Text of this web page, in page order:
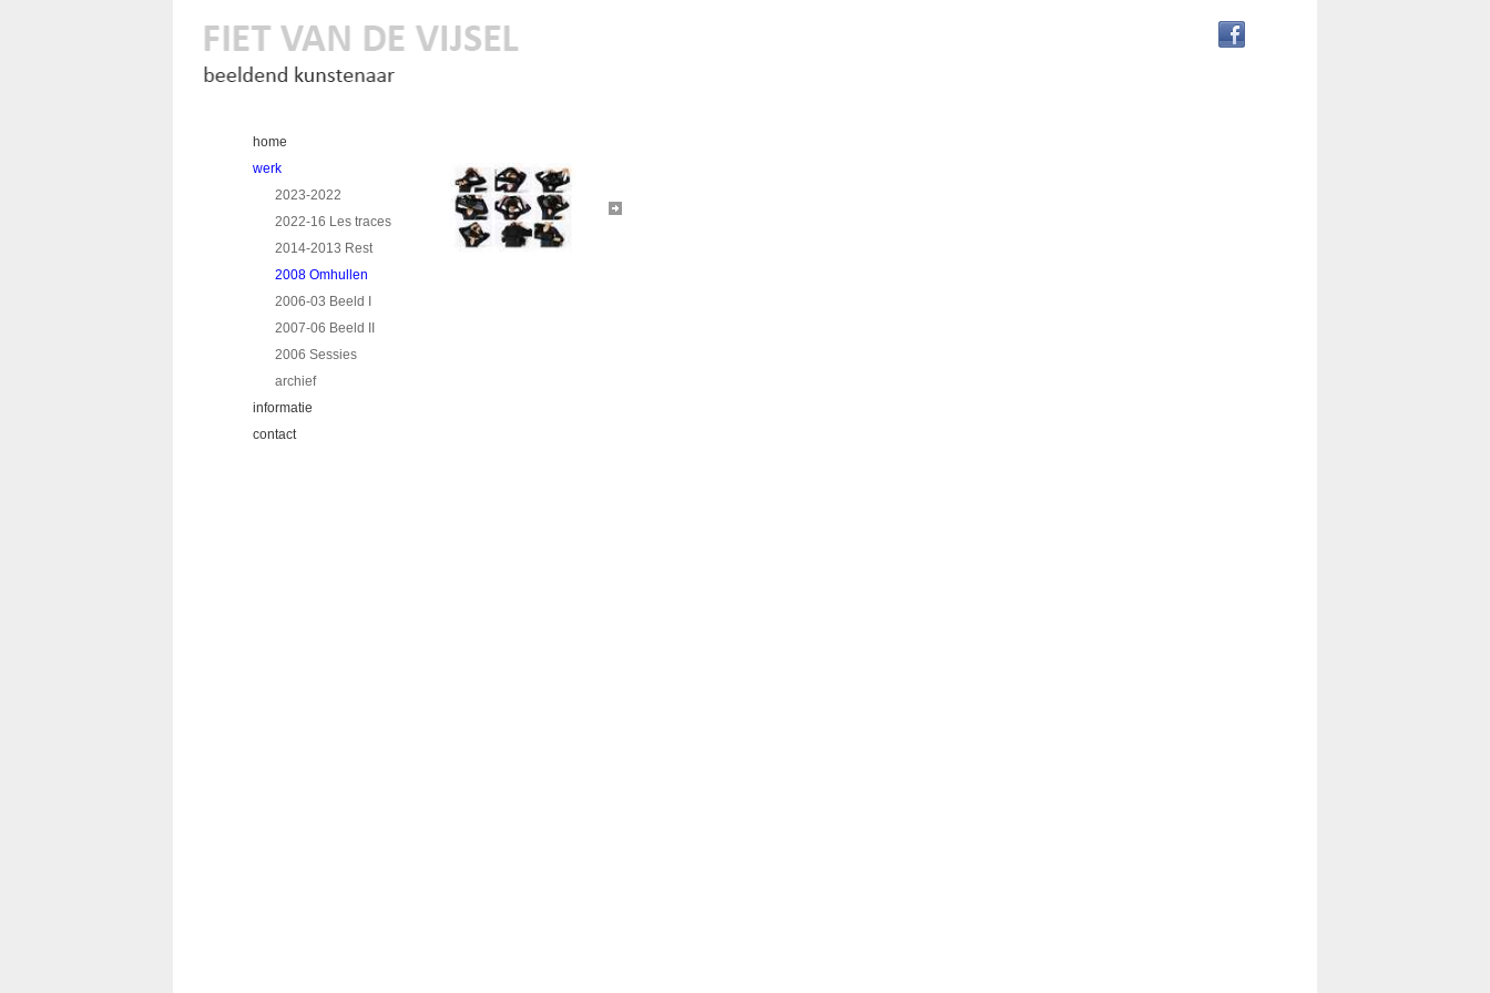
home
werk
2023-2022
2022-16 Les traces
2014-2013 Rest
2008 Omhullen
2006-03 Beeld I
2007-06 Beeld II
2006 Sessies
archief
informatie
contact